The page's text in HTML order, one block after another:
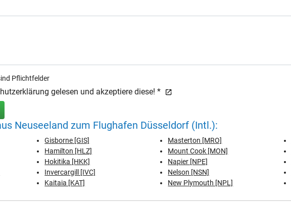
Pflichtfelder
gelesen und akzeptiere diese! *
Neuseeland zum Flughafen Düsseldorf (Intl.):
Gisborne [GIS]
Hamilton [HLZ]
Hokitika [HKK]
Invercargill [IVC]
Kaitaia [KAT]
Masterton [MRO]
Mount Cook [MON]
Napier [NPE]
Nelson [NSN]
New Plymouth [NPL]